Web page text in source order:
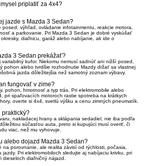
priplatiť za 4x4?
jazde s Mazda 3 Sedan?
posed, výhľad, ovládanie infotainmentu, reakcie motora,
a parkovanie. Pri Mazda 3 Sedan je dobré vyskúšať
diaľnicu, garáž alebo nabíjanie, ak ide o
3 Sedan prekážať?
kufor. Niekomu nemusí sadnúť ani nižší posed,
pohon alebo tvrdšie rozhodnutie Mazdy držať sa vlastnej
jazda dôležitejšia než samotný zoznam výbavy.
fungovať v zime?
pohon, hmotnosť a typ trás. Pri elektromobile alebo
pri spaľovacích motoroch rastie spotreba na krátkych
overte si 4x4, svetlú výšku a cenu zimných pneumatík.
praktický?
nakladacej hrany a sklápania sedadiel, nie iba podľa
súčasťou auta, preto si kupujúci musí overiť, či
viac, než mu vyhovuje.
alebo dojazd Mazda 3 Sedan?
porovnanie, ale realita závisí od rýchlosti, počasia,
Pri elektromobiloch sledujte aj nabíjaciu krivku, pri
dieseloch diaľničný nájazd.